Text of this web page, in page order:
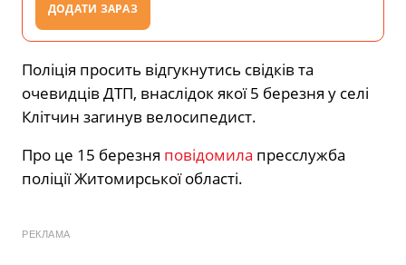
ДОДАТИ ЗАРАЗ
Поліція просить відгукнутись свідків та
очевидців ДТП, внаслідок якої 5 березня у селі
Клітчин загинув велосипедист.
Про це 15 березня повідомила пресслужба
поліції Житомирської області.
РЕКЛАМА